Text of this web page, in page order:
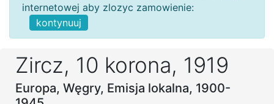
internetowej aby zlozyc zamowienie:
kontynuuj
Zircz, 10 korona, 1919
Europa, Węgry, Emisja lokalna, 1900-